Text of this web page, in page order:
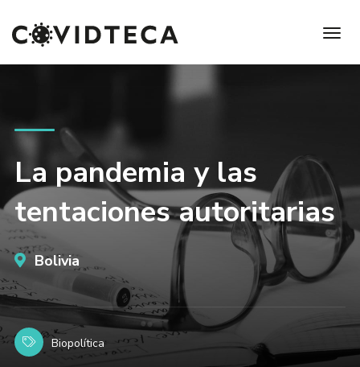
La pandemia y las
tentaciones autoritarias
Bolivia
Biopolítica